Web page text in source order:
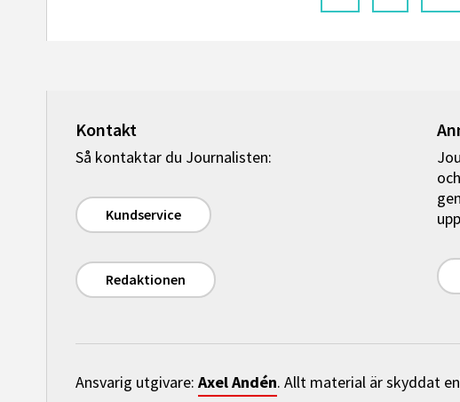
Kontakt
Så kontaktar du Journalisten:
Kundservice
Redaktionen
Ansvarig utgivare: Axel Andén. Allt material är skyddat